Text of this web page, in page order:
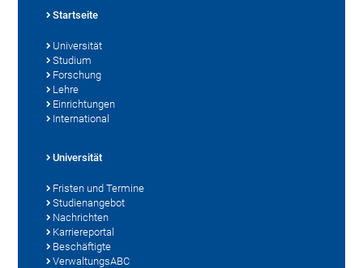
Startseite
Universität
Studium
Forschung
Lehre
Einrichtungen
International
Universität
Fristen und Termine
Studienangebot
Nachrichten
Karriereportal
Beschäftigte
VerwaltungsABC